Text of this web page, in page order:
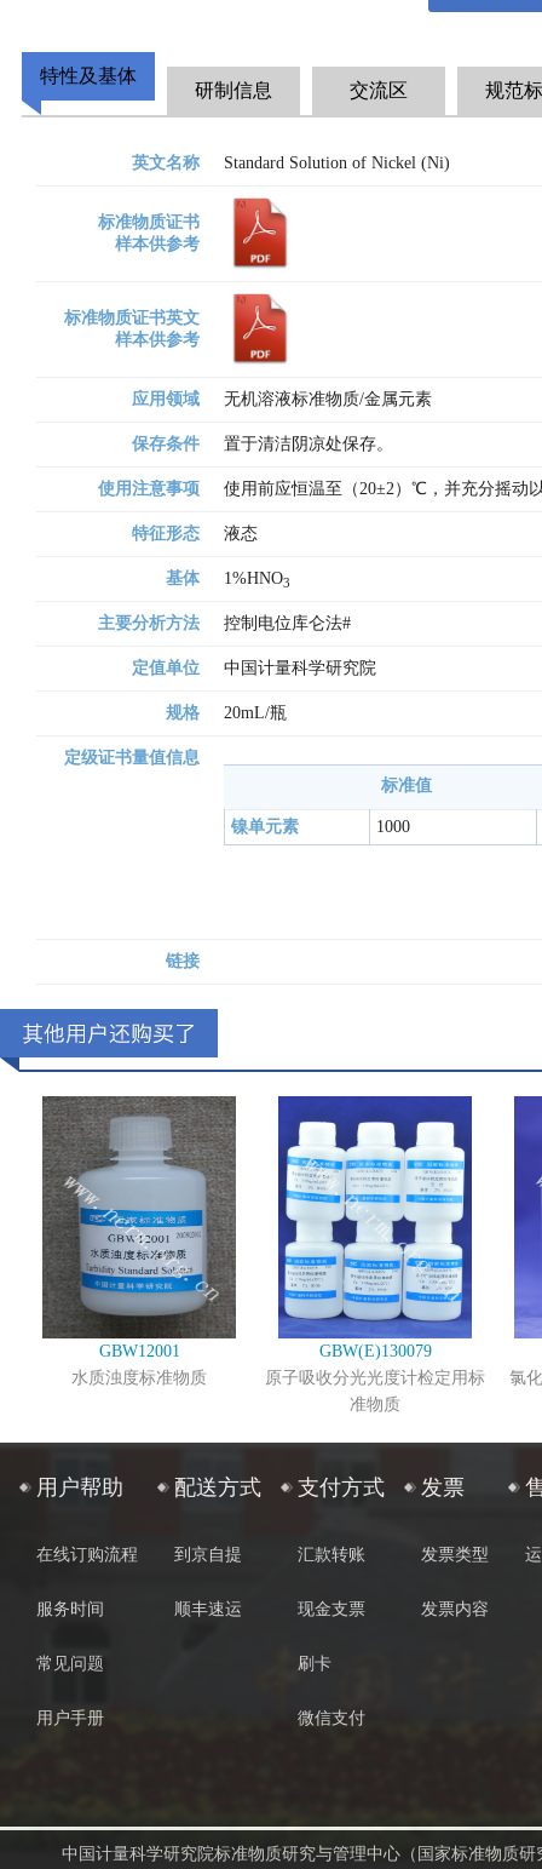
特性及基体
研制信息 交流区 规范
英文名称 Standard Solution of Nickel (Ni)
标准物质证书
样本供参考
标准物质证书英文
样本供参考
应用领域 无机溶液标准物质/金属元素
保存条件 置于清洁阴凉处保存。
使用注意事项 使用前应恒温至（20±2）℃，并充分摇动
特征形态 液态
基体 1%HNO3
主要分析方法 控制电位库仑法#
定值单位 中国计量科学研究院
规格 20mL/瓶
定级证书量值信息
标准值
镍单元素 1000
链接
GBW12001
水质浊度标准物质
GBW(E)130079
原子吸收分光光度计检定用标
准物质
氯
用户帮助
在线订购流程
服务时间
常见问题
用户手册
配送方式
到京自提
顺丰速运
支付方式
汇款转账
现金支票
刷卡
微信支付
发票
发票类型
发票内容
中国计量科学研究院标准物质研究与管理中心（国家标准物质